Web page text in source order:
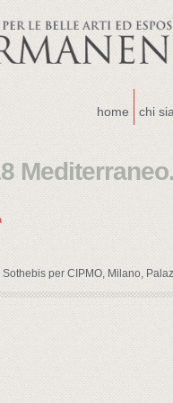
home chi
per CIPMO, Milano,